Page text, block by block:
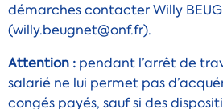
démarches contacter Willy
(willy.beugnet@onf.fr).
Attention : pendant l’arrêt de
salarié ne lui permet pas
congés payés, sauf si des